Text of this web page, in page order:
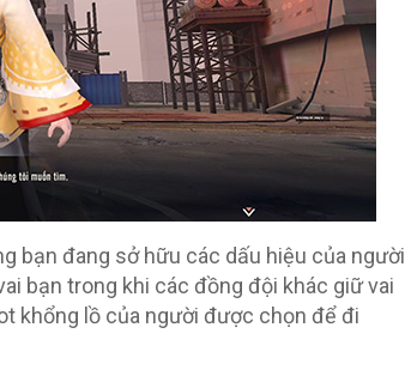
bạn đang sở hữu các dấu hiệu của người
bạn trong khi các đồng đội khác giữ vai
khổng lồ của người được chọn để đi